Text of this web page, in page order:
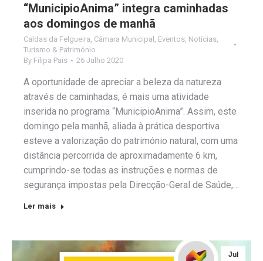
“MunicipioAnima” integra caminhadas
aos domingos de manhã
Caldas da Felgueira Câmara Municipal Eventos Notícias
Turismo & Património
By Filipa Pais 26 Julho 2020
A oportunidade de apreciar a beleza da natureza
através de caminhadas, é mais uma atividade
inserida no programa “MunicipioAnima”. Assim, este
domingo pela manhã, aliada à prática desportiva
esteve a valorização do património natural, com uma
distância percorrida de aproximadamente 6 km,
cumprindo-se todas as instruções e normas de
segurança impostas pela Direcção-Geral de Saúde,…
Ler mais
Jul